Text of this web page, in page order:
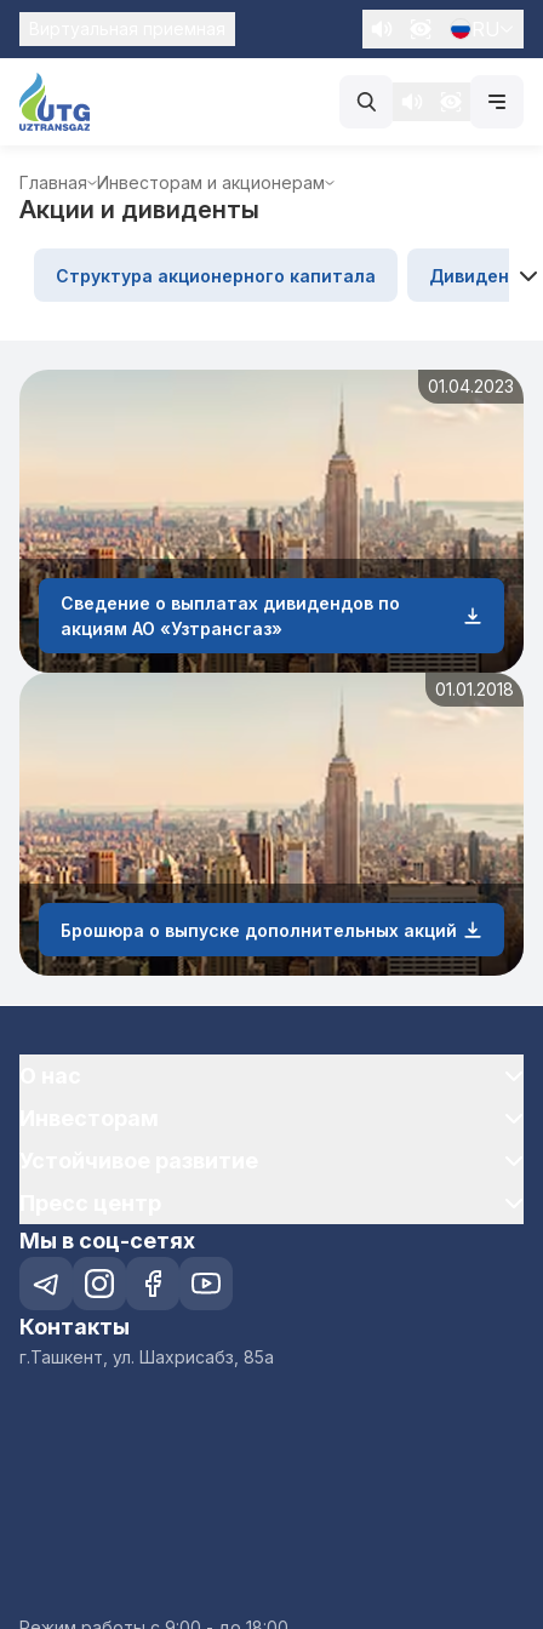
Главная Инвесторам и акционерам
Акции и дивиденты
Структура акционерного капитала Дивиденды
01.04.2023
Сведение о выплатах дивидендов по
акциям АО «Узтрансгаз»
01.01.2018
Брошюра о выпуске дополнительных акций
Мы в соц-сетях
Контакты
г.Ташкент, ул. Шахрисабз, 85а